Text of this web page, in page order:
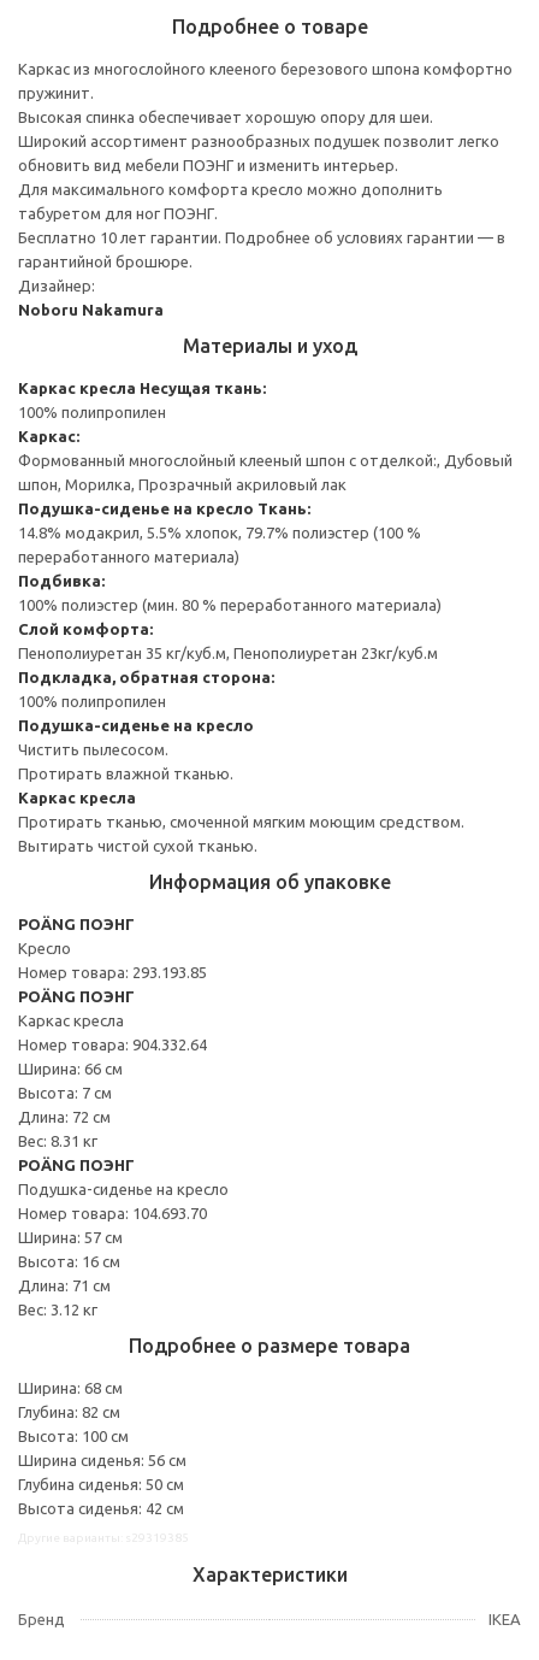
Подробнее о товаре
Каркас из многослойного клееного березового шпона комфортно
пружинит.
Высокая спинка обеспечивает хорошую опору для шеи.
Широкий ассортимент разнообразных подушек позволит легко
обновить вид мебели ПОЭНГ и изменить интерьер.
Для максимального комфорта кресло можно дополнить
табуретом для ног ПОЭНГ.
Бесплатно 10 лет гарантии. Подробнее об условиях гарантии — в
гарантийной брошюре.
Дизайнер:
Noboru Nakamura
Материалы и уход
Каркас кресла Несущая ткань:
100% полипропилен
Каркас:
Формованный многослойный клееный шпон с отделкой:, Дубовый
шпон, Морилка, Прозрачный акриловый лак
Подушка-сиденье на кресло Ткань:
14.8% модакрил, 5.5% хлопок, 79.7% полиэстер (100 %
переработанного материала)
Подбивка:
100% полиэстер (мин. 80 % переработанного материала)
Слой комфорта:
Пенополиуретан 35 кг/куб.м, Пенополиуретан 23кг/куб.м
Подкладка, обратная сторона:
100% полипропилен
Подушка-сиденье на кресло
Чистить пылесосом.
Протирать влажной тканью.
Каркас кресла
Протирать тканью, смоченной мягким моющим средством.
Вытирать чистой сухой тканью.
Информация об упаковке
POÄNG ПОЭНГ
Кресло
Номер товара: 293.193.85
POÄNG ПОЭНГ
Каркас кресла
Номер товара: 904.332.64
Ширина: 66 см
Высота: 7 см
Длина: 72 см
Вес: 8.31 кг
POÄNG ПОЭНГ
Подушка-сиденье на кресло
Номер товара: 104.693.70
Ширина: 57 см
Высота: 16 см
Длина: 71 см
Вес: 3.12 кг
Подробнее о размере товара
Ширина: 68 см
Глубина: 82 см
Высота: 100 см
Ширина сиденья: 56 см
Глубина сиденья: 50 см
Высота сиденья: 42 см
Характеристики
Бренд IKEA